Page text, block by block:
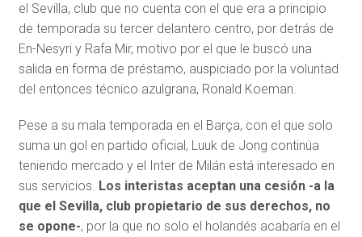
el Sevilla, club que no cuenta con el que era a principio
de temporada su tercer delantero centro, por detrás de
En-Nesyri y Rafa Mir, motivo por el que le buscó una
salida en forma de préstamo, auspiciado por la voluntad
del entonces técnico azulgrana, Ronald Koeman.
Pese a su mala temporada en el Barça, con el que solo
suma un gol en partido oficial, Luuk de Jong continúa
teniendo mercado y el Inter de Milán está interesado en
sus servicios. Los interistas aceptan una cesión -a la
que el Sevilla, club propietario de sus derechos, no
se opone-, por la que no solo el holandés acabaría en el